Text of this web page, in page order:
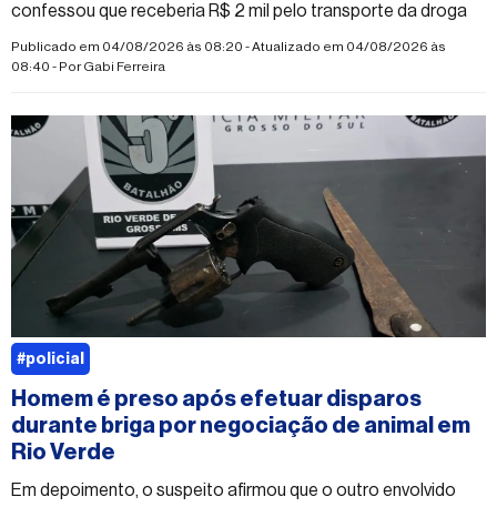
confessou que receberia R$ 2 mil pelo transporte da droga
Publicado em 04/08/2026 às 08:20 - Atualizado em 04/08/2026 às
08:40 - PorGabi Ferreira
Homem é preso após efetuar disparos
durante briga por negociação de animal em
Rio Verde
Em depoimento, o suspeito afirmou que o outro envolvido
#policial